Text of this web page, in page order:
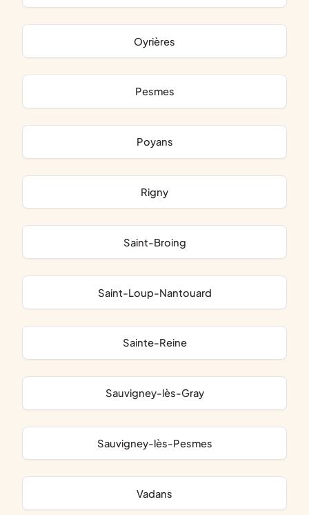
Oyrières
Pesmes
Poyans
Rigny
Saint-Broing
Saint-Loup-Nantouard
Sainte-Reine
Sauvigney-lès-Gray
Sauvigney-lès-Pesmes
Vadans